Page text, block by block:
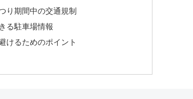
り期間中の交通規制
る駐車場情報
けるためのポイント